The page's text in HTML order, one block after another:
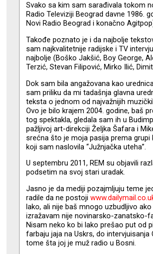
Svako sa kim sam sarađivala tokom
Radio Televiziji Beograd davne 1986.
Novi Radio Beograd i konačno
Takođe poznato je i da najbolje
sam najkvalitetnije radijske i TV
najbolje (Boško Jakšić, Boy George,
Terzić, Stevan Filipović, Mirko Ilić,
Dok sam bila angažovana kao
sam priliku da mi tadašnja glavna
teksta o jednom od najvažnijih
Ovo je bilo krajem 2004. godine, baš
tog spektakla, gledala sam ih u
pažljivoj art-direkciji Željka Šafara i
srećna što je moja pasija prema
koji sam naslovila “Južnjačka uteha”.
U septembru 2011, REM su objavili
podsetim na svoj stari uradak.
Jasno je da mediji pozajmljuju teme
radile da ne postoji
lako, ali nije baš mnogo uzbudljivo
izražavam nije novinarsko-zanatsko-
Nisam neko ko bi lako prešao put od
farbaju jaja na Uskrs, do
tome šta joj je muž radio u Bosni.